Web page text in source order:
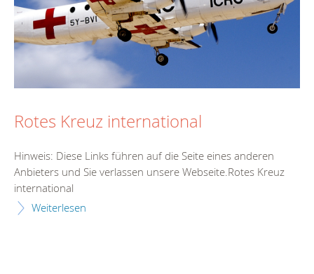
Rotes Kreuz international
Hinweis: Diese Links führen auf die Seite eines anderen
Anbieters und Sie verlassen unsere Webseite.Rotes Kreuz
international
Weiterlesen